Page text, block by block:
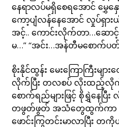
နေရာလပ်မရှိစေရအောင် မွှေ
ကော့ပျံလန်နေအောင် လှုပ်ရှာ
အင့်.. ကောင်းလိုက်တာ…ဆ
မ…” “အင်း…အန်တီမစောက်ပတ်
စိုးနိုင်ထွန်း မေးကြောကြီးမ
လိုက်ပြီး တလစပ် လိုးထည့်လို
စောက်ရည်များဖြင့် စိုရွှဲန
တဖွတ်ဖွတ် အသံတွေထွက်ကာ လီ
ဖောင်းကြွတင်းမာလာပြီး တကို